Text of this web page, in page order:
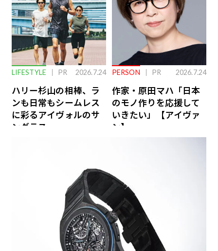
LIFESTYLE PR 2026.7.24
ハリー杉山の相棒、ラ
ンも日常もシームレス
に彩るアイヴォルのサ
ングラス
PERSON PR 2026.7.24
作家・原田マハ「日本
のモノ作りを応援して
いきたい」【アイヴァ
ン】